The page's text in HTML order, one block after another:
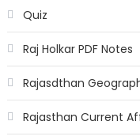
Quiz
Raj Holkar PDF Notes
Rajasdthan
Rajasthan Current